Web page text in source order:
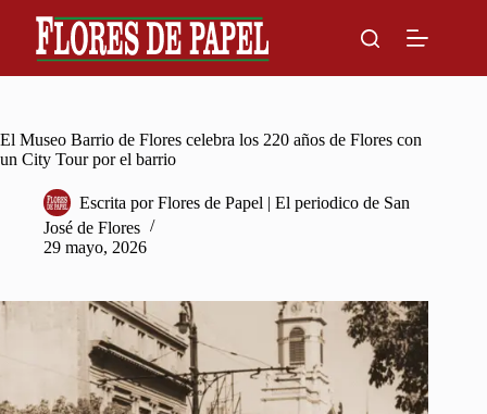
content
El Museo Barrio de Flores celebra los 220 años de Flores con
un City Tour por el barrio
Escrita por Flores de Papel | El periodico de San
José de Flores
29 mayo, 2026